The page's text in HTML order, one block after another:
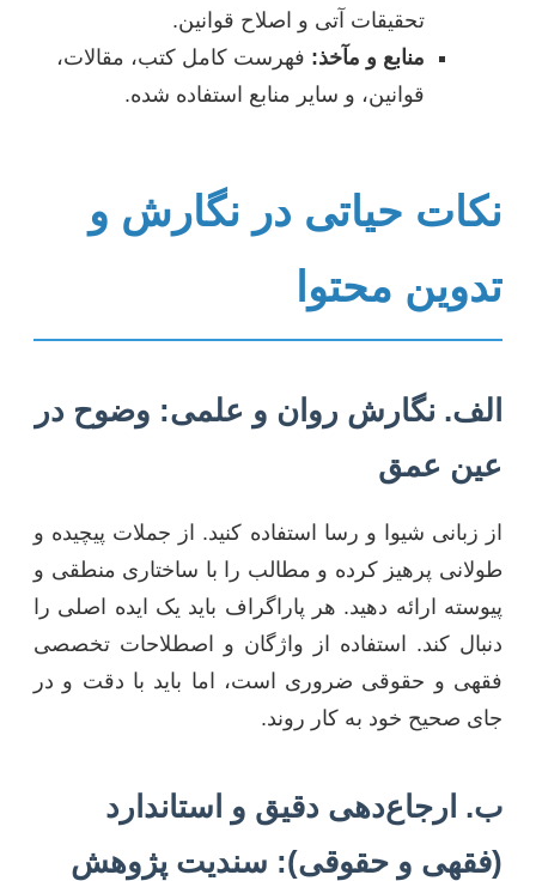
تحقیقات آتی و اصلاح قوانین.
منابع و مآخذ: فهرست کامل کتب، مقالات،
قوانین، و سایر منابع استفاده شده.
نکات حیاتی در نگارش و
تدوین محتوا
الف. نگارش روان و علمی: وضوح در
عین عمق
از زبانی شیوا و رسا استفاده کنید. از جملات پیچیده و
طولانی پرهیز کرده و مطالب را با ساختاری منطقی و
پیوسته ارائه دهید. هر پاراگراف باید یک ایده اصلی را
دنبال کند. استفاده از واژگان و اصطلاحات تخصصی
فقهی و حقوقی ضروری است، اما باید با دقت و در
جای صحیح خود به کار روند.
ب. ارجاع‌دهی دقیق و استاندارد
(فقهی و حقوقی): سندیت پژوهش